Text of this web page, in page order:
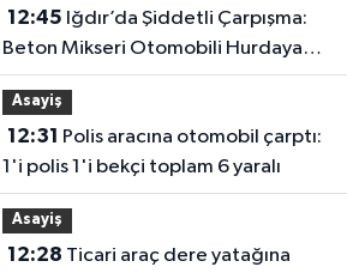
12:45
Beton Mikseri Otomobili Hurdaya
Çevirdi (4 Yaralı)
Asayiş
12:31
1'i polis 1'i bekçi toplam 6 yaralı
Asayiş
12:28